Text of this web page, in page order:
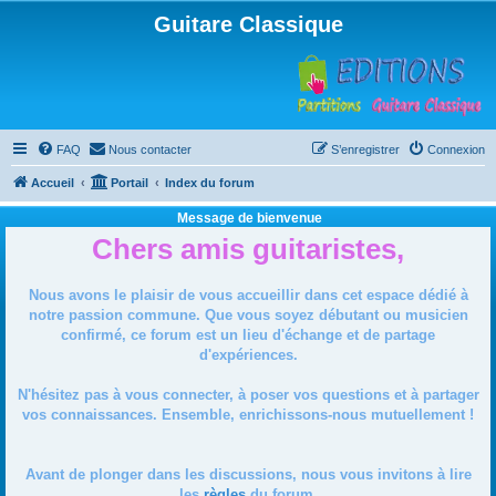
Guitare Classique
FAQ Nous contacter Connexion
S’enregistrer
Accueil Portail Index du forum
Message de bienvenue
Chers amis guitaristes,
Nous avons le plaisir de vous accueillir dans cet espace dédié à
notre passion commune. Que vous soyez débutant ou musicien
confirmé, ce forum est un lieu d'échange et de partage
d'expériences.
N'hésitez pas à vous connecter, à poser vos questions et à partager
vos connaissances. Ensemble, enrichissons-nous mutuellement !
Avant de plonger dans les discussions, nous vous invitons à lire